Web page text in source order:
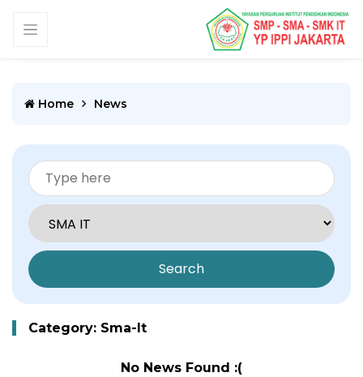
Home News
Search
Category: Sma-It
No News Found :(